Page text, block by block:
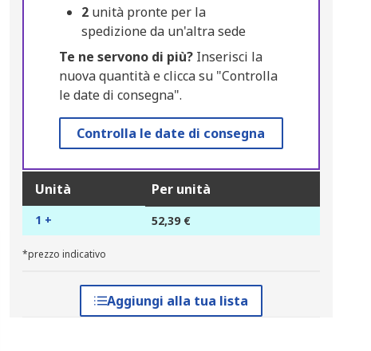
2 unità pronte per la
spedizione da un'altra sede
Te ne servono di più?Inserisci la
nuova quantità e clicca su "Controlla
le date di consegna".
Controlla le date di consegna
Unità Per unità
1 + 52,39 €
*prezzo indicativo
Aggiungi alla tua lista